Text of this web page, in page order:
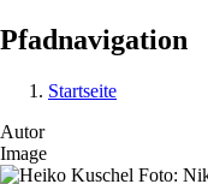
Pfadnavigation
Startseite
Autor
Image